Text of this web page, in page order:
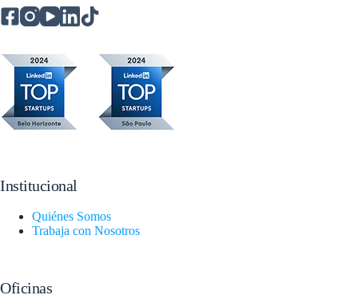
Institucional
Quiénes Somos
Trabaja con Nosotros
Oficinas